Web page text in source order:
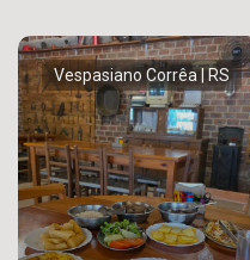
encerra 7ª edição
com sucesso de
público e vendas
Vespasiano Corrêa | RS